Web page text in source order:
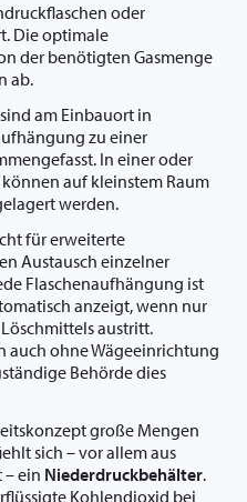
oder
Die optimale
der benötigten Gasmenge
ab.
sind am Einbauort in
zu einer
In einer oder
auf kleinstem Raum
werden.
für erweiterte
Austausch einzelner
Flaschenaufhängung ist
anzeigt, wenn nur
austritt.
auch ohne Wägeeinrichtung
Behörde dies
große Mengen
sich – vor allem aus
ein Niederdruckbehälter.
Kohlendioxid bei